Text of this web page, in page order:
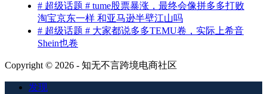
# 超级话题 # tume股票暴涨，最终会像拼多多打败
淘宝京东一样 和亚马逊半壁江山吗
# 超级话题 # 大家都说多多TEMU卷，实际上希音
Shein也卷
Copyright © 2026 - 知无不言跨境电商社区
发现